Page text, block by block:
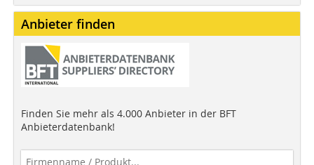
Anbieter finden
Finden Sie mehr als 4.000 Anbieter in der BFT
Anbieterdatenbank!